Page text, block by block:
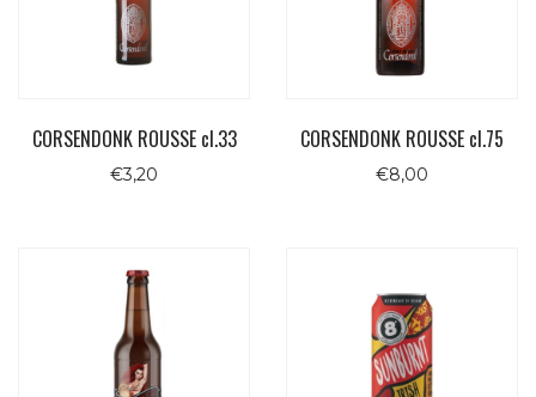
CORSENDONK ROUSSE cl.33
€3,20
CORSENDONK ROUSSE cl.75
€8,00